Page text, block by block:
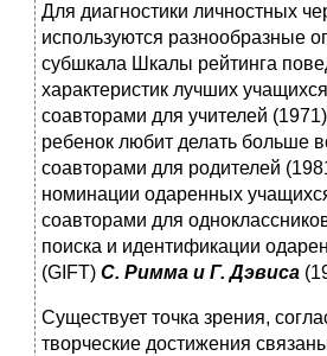
Для диагностики личностных
используются разнообразные
субшкала Шкалы рейтинга
характеристик лучших
соавторами для учителей
ребенок любит делать больше
соавторами для родителей
номинации одаренных
соавторами для
поиска и идентификации
(GIFT) С. Римма и Г. Дэвиса
Существует точка зрения,
творческие достижения